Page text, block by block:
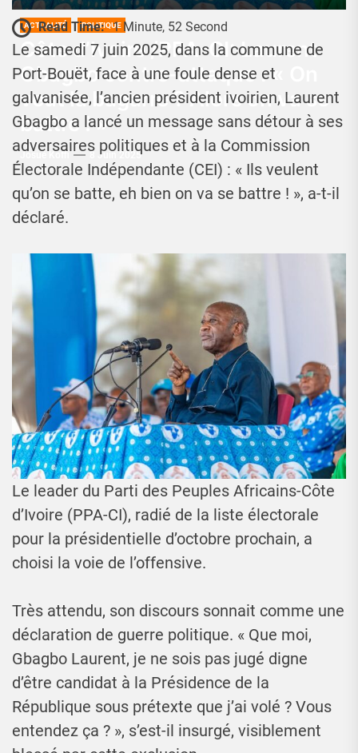
ACTUALITÉ POLITIQUE
Côte d’Ivoire /PPA-CI: Laurent
Gbagbo contre-attaque : « On
veut la bagarre ? Alors on va se
battre ! »
8 Juin 2025
Read Time: 1 Minute, 52 Second
Le samedi 7 juin 2025, dans la commune de
Port-Bouët, face à une foule dense et
galvanisée, l’ancien président ivoirien, Laurent
Gbagbo a lancé un message sans détour à ses
adversaires politiques et à la Commission
Électorale Indépendante (CEI) : « Ils veulent
qu’on se batte, eh bien on va se battre ! », a-t-il
déclaré.
Le leader du Parti des Peuples Africains-Côte
d’Ivoire (PPA-CI), radié de la liste électorale
pour la présidentielle d’octobre prochain, a
choisi la voie de l’offensive.
Très attendu, son discours sonnait comme une
déclaration de guerre politique. « Que moi,
Gbagbo Laurent, je ne sois pas jugé digne
d’être candidat à la Présidence de la
République sous prétexte que j’ai volé ? Vous
entendez ça ? », s’est-il insurgé, visiblement